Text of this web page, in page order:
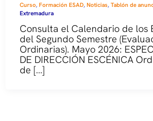
Curso,Formación ESAD,Noticias,Tablón de
Extremadura
Consulta el Calendario de los
del Segundo Semestre
Ordinarias). Mayo 2026:
DE DIRECCIÓN ESCÉNICA
de […]